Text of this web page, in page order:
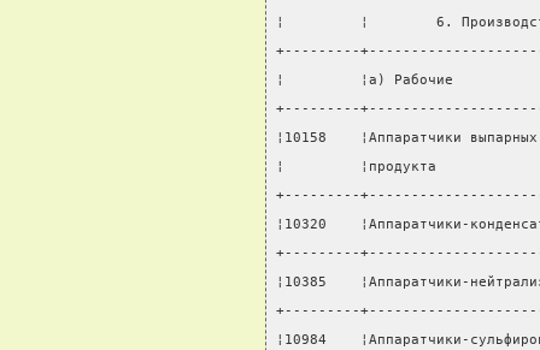
¦         ¦        6.
+---------
¦         ¦а) Рабочие
+---------
¦10158    ¦Аппаратчики
¦         ¦продукта
+---------
¦10320    ¦Аппаратчики-
+---------
¦10385    ¦Аппаратчики-
+---------
¦10984    ¦Аппаратчики-